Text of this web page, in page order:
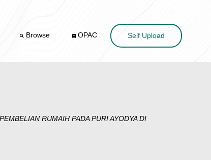
Browse OPAC Self Upload
RUMAIH PADA PURI AYODYA DI